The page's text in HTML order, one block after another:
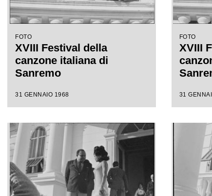
FOTO
XVIII Festival della
canzone italiana di
Sanremo
31 GENNAIO 1968
FOTO
XVIII
31